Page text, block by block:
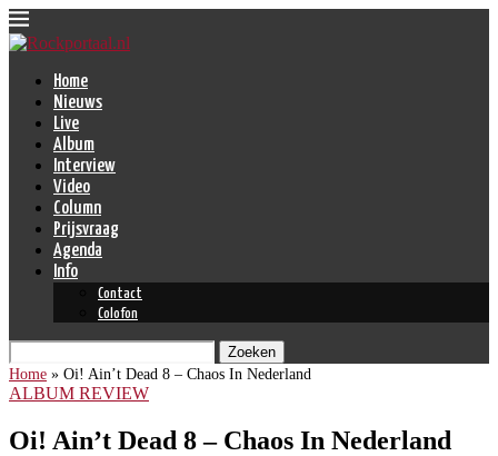
Home
Nieuws
Live
Album
Interview
Video
Column
Prijsvraag
Agenda
Info
Contact
Colofon
Zoeken
Home » Oi! Ain’t Dead 8 – Chaos In Nederland
ALBUM REVIEW
Oi! Ain’t Dead 8 – Chaos In Nederland